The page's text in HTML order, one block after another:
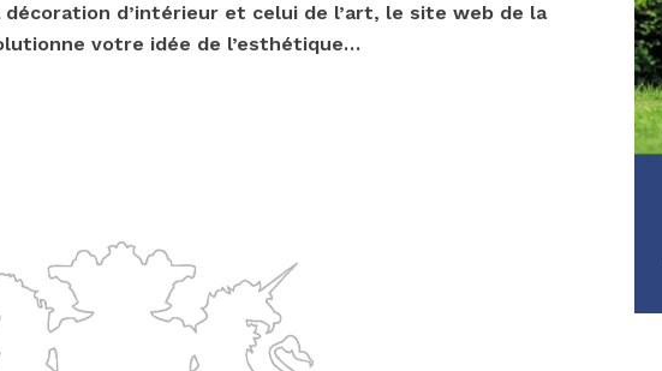
d’intérieur et celui de l’art, le site web de la
votre idée de l’esthétique…